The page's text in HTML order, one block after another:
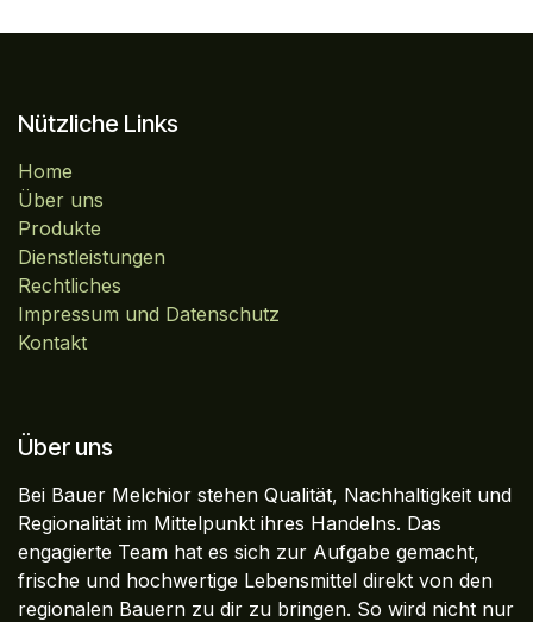
Nützliche Links
Home
Über uns
Produkte
Dienstleistungen
Rechtliches
Impressum und Datenschutz
Kontakt
Über uns
Bei Bauer Melchior stehen Qualität, Nachhaltigkeit und
Regionalität im Mittelpunkt ihres Handelns. Das
engagierte Team hat es sich zur Aufgabe gemacht,
frische und hochwertige Lebensmittel direkt von den
regionalen Bauern zu dir zu bringen. So wird nicht nur